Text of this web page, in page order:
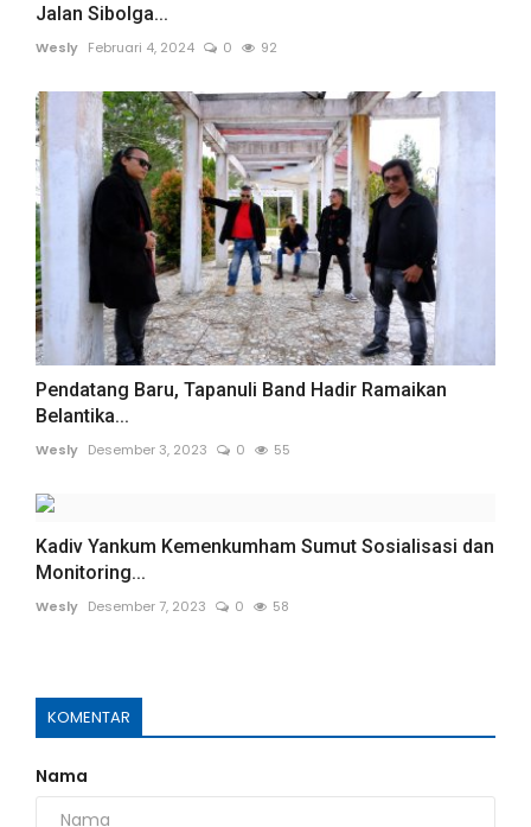
Jalan Sibolga...
Wesly Februari 4, 2024 0 92
Pendatang Baru, Tapanuli Band Hadir Ramaikan
Belantika...
Wesly Desember 3, 2023 0 55
Kadiv Yankum Kemenkumham Sumut Sosialisasi dan
Monitoring...
Wesly Desember 7, 2023 0 58
KOMENTAR
Nama